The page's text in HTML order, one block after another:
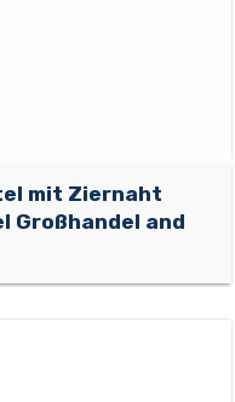
mit Ziernaht
Großhandel and